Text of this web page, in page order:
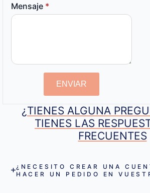
Mensaje *
ENVIAR
¿TIENES ALGUNA
TIENES LAS
FRECUENTES
¿NECESITO CREAR UNA
HACER UN PEDIDO EN